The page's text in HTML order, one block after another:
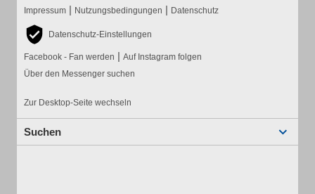
Impressum | Nutzungsbedingungen | Datenschutz
Datenschutz-Einstellungen
Facebook - Fan werden | Auf Instagram folgen
Über den Messenger suchen
Zur Desktop-Seite wechseln
Suchen